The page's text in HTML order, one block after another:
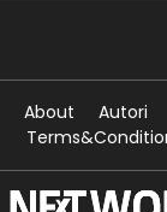
About Autori